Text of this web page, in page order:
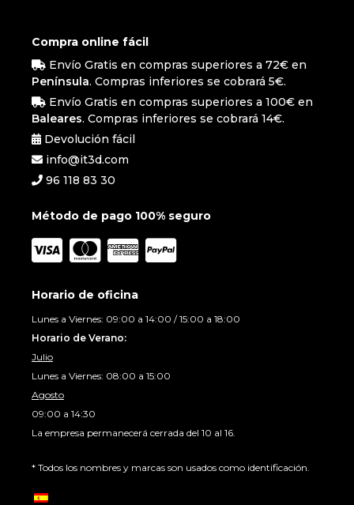
Compra online fácil
Envío Gratis en compras superiores a 72€ en
Península. Compras inferiores se cobrará 5€.
Envío Gratis en compras superiores a 100€ en
Baleares. Compras inferiores se cobrará 14€.
Devolución fácil
info@it3d.com
96 118 83 30
Método de pago 100% seguro
Horario de oficina
Lunes a Viernes: 09:00 a 14:00 / 15:00 a 18:00
Horario de Verano:
Julio
Lunes a Viernes: 08:00 a 15:00
Agosto
09:00 a 14:30
La empresa permanecerá cerrada del 10 al 16.
* Todos los nombres y marcas son usados como identificación.